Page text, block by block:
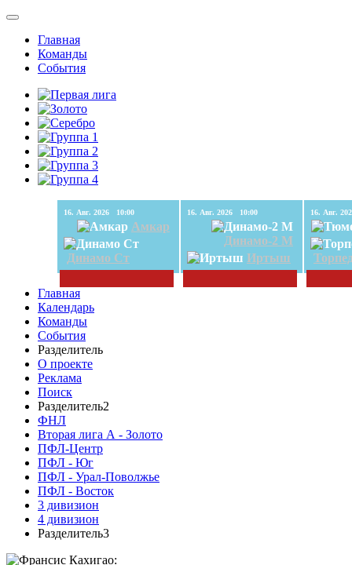
Главная
Команды
События
16. Авг. 2026 10:00
Амкар
Динамо Ст
16. Авг. 2026 10:00
Динамо-2 М
Иртыш
Главная
Календарь
Команды
События
Разделитель
О проекте
Реклама
Поиск
Разделитель2
ФНЛ
Вторая лига А - Золото
ПФЛ-Центр
ПФЛ - Юг
ПФЛ - Урал-Поволжье
ПФЛ - Восток
3 дивизион
4 дивизион
Разделитель3